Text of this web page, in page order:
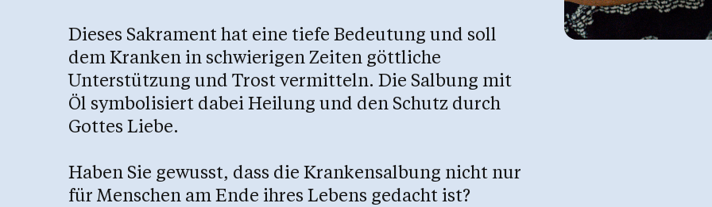
Dieses Sakrament hat eine tiefe Bedeutung und soll
dem Kranken in schwierigen Zeiten göttliche
Unterstützung und Trost vermitteln. Die Salbung mit
Öl symbolisiert dabei Heilung und den Schutz durch
Gottes Liebe.
Haben Sie gewusst, dass die Krankensalbung nicht nur
für Menschen am Ende ihres Lebens gedacht ist?